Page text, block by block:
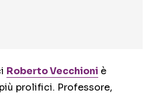
Roberto Vecchioni è
prolifici. Professore,